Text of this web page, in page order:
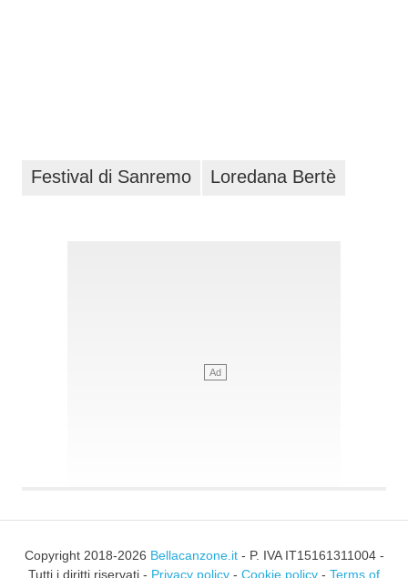
Festival di Sanremo Loredana Bertè
Copyright 2018-2026 Bellacanzone.it- P. IVA IT15161311004 -
Tutti i diritti riservati - Privacy policy - Cookie policy - Terms of